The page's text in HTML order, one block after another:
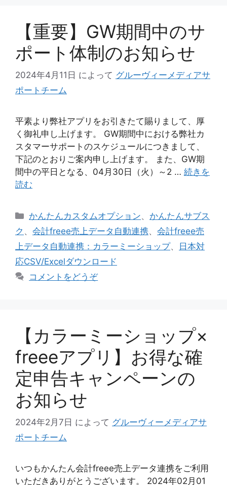
【重要】GW期間中のサ
ポート体制のお知らせ
2024年4月11日 によって グルーヴィーメディアサ
ポートチーム
平素より弊社アプリをお引きたて賜りまして、厚
く御礼申し上げます。 GW期間中における弊社カ
スタマーサポートのスケジュールにつきまして、
下記のとおりご案内申し上げます。 また、GW期
間中の平日となる、04月30日（火）～2 … 続きを
読む
カ
テ
リ
ー
かんたんカスタムオプション、 かんたんサブス
ク 、 会計freee売上データ自動連携、 会計freee売
上データ自動連携：カラーミーショップ、
日本対
応CSV/Excelダウンロード
コメントをどうぞ
【カラーミーショップ×
freeeアプリ】お得な確
定申告キャンペーンの
お知らせ
2024年2月7日 によって グルーヴィーメディアサ
ポートチーム
いつもかんたん会計freee売上データ連携をご利用
いただきありがとうございます。 2024年02月01